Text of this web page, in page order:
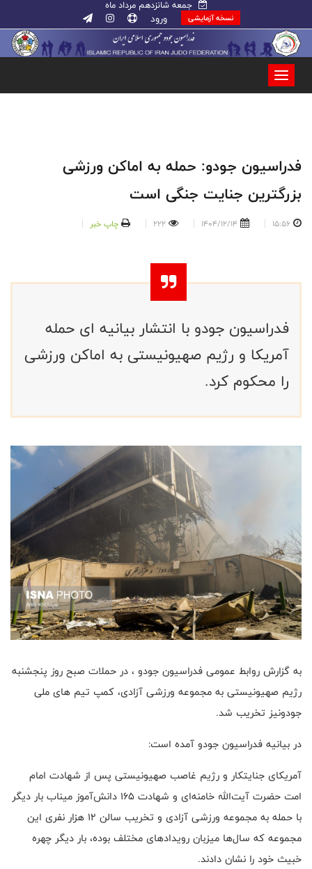
جمعه شانزدهم مرداد ماه
نسخه آزمایشی ورود
فدراسیون جودو: حمله به اماکن ورزشی
بزرگترین جنایت جنگی است
15:56
1404/12/14
222 چاپ خبر
فدراسیون جودو با انتشار بیانیه ای حمله
آمریکا و رژیم صهیونیستی به اماکن ورزشی
را محکوم کرد.
به گزارش روابط عمومی فدراسیون جودو ، در حملات صبح روز پنجشنبه
رژیم صهیونیستی به مجموعه ورزشی آزادی، کمپ تیم های ملی
جودو‌نیز تخریب شد.
در بیانیه فدراسیون جودو آمده است:
آمریکای جنایتکار و رژیم غاصب صهیونیستی پس از شهادت امام
امت حضرت آیت‌الله خامنه‌ای و شهادت ۱۶۵ دانش‌آموز میناب بار دیگر
با حمله به مجموعه ورزشی آزادی و تخریب سالن ۱۲ هزار نفری این
مجموعه که سال‌ها میزبان رویدادهای مختلف بوده، بار دیگر چهره
خبیث خود را نشان دادند.